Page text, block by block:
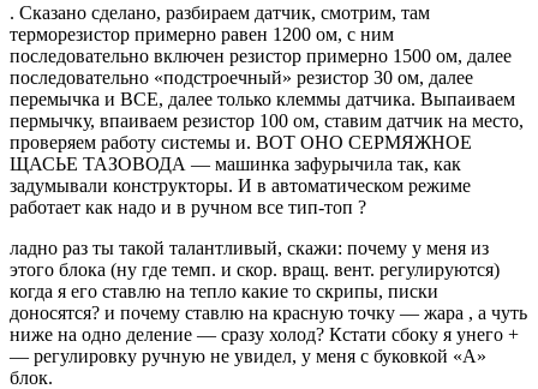
. Сказано сделано, разбираем датчик, смотрим, там
терморезистор примерно равен 1200 ом, с ним
последовательно включен резистор примерно 1500 ом, далее
последовательно «подстроечный» резистор 30 ом, далее
перемычка и ВСЕ, далее только клеммы датчика. Выпаиваем
пермычку, впаиваем резистор 100 ом, ставим датчик на место,
проверяем работу системы и. ВОТ ОНО СЕРМЯЖНОЕ
ЩАСЬЕ ТАЗОВОДА — машинка зафурычила так, как
задумывали конструкторы. И в автоматическом режиме
работает как надо и в ручном все тип-топ ?
ладно раз ты такой талантливый, скажи: почему у меня из
этого блока (ну где темп. и скор. вращ. вент. регулируются)
когда я его ставлю на тепло какие то скрипы, писки
доносятся? и почему ставлю на красную точку — жара , а чуть
ниже на одно деление — сразу холод? Кстати сбоку я унего +
— регулировку ручную не увидел, у меня с буковкой «А»
блок.